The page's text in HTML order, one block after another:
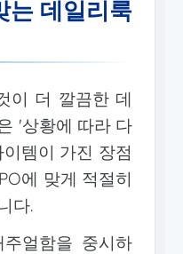
는 데일리룩
이 더 깔끔한 데
'상황에 따라 다
템이 가진 장점
에 맞게 적절히
다.
얼함을 중시하